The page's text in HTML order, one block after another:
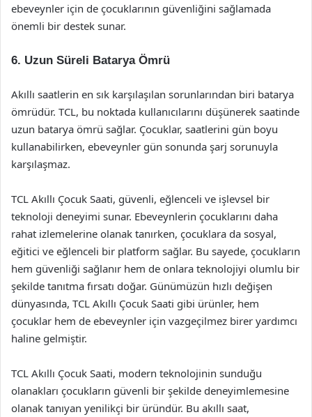
ebeveynler için de çocuklarının güvenliğini sağlamada
önemli bir destek sunar.
6. Uzun Süreli Batarya Ömrü
Akıllı saatlerin en sık karşılaşılan sorunlarından biri batarya
ömrüdür. TCL, bu noktada kullanıcılarını düşünerek saatinde
uzun batarya ömrü sağlar. Çocuklar, saatlerini gün boyu
kullanabilirken, ebeveynler gün sonunda şarj sorunuyla
karşılaşmaz.
TCL Akıllı Çocuk Saati, güvenli, eğlenceli ve işlevsel bir
teknoloji deneyimi sunar. Ebeveynlerin çocuklarını daha
rahat izlemelerine olanak tanırken, çocuklara da sosyal,
eğitici ve eğlenceli bir platform sağlar. Bu sayede, çocukların
hem güvenliği sağlanır hem de onlara teknolojiyi olumlu bir
şekilde tanıtma fırsatı doğar. Günümüzün hızlı değişen
dünyasında, TCL Akıllı Çocuk Saati gibi ürünler, hem
çocuklar hem de ebeveynler için vazgeçilmez birer yardımcı
haline gelmiştir.
TCL Akıllı Çocuk Saati, modern teknolojinin sunduğu
olanakları çocukların güvenli bir şekilde deneyimlemesine
olanak tanıyan yenilikçi bir üründür. Bu akıllı saat,